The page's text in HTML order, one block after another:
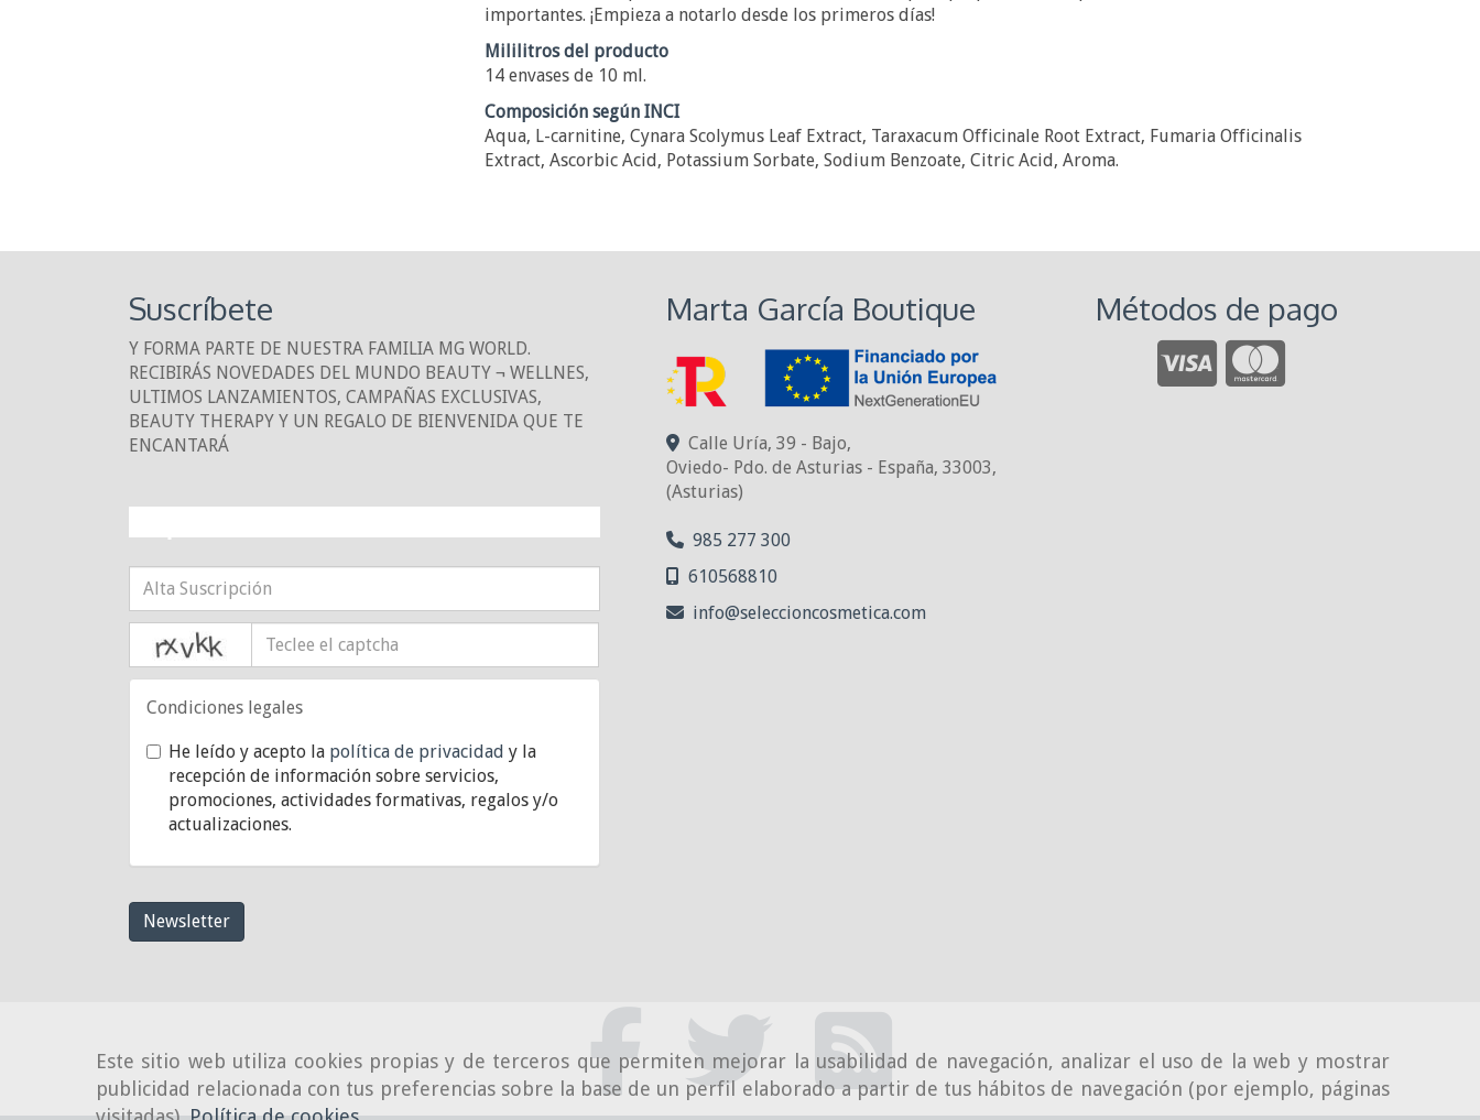
Este sitio web utiliza cookies propias y de terceros que permiten mejorar la usabilidad de navegación, analizar el uso de la web y mostrar
publicidad relacionada con tus preferencias sobre la base de un perfil elaborado a partir de tus hábitos de navegación (por ejemplo, páginas
importantes. ¡Empieza a notarlo desde los primeros días!
Mililitros del producto
14 envases de 10 ml.
Composición según INCI
Aqua, L-carnitine, Cynara Scolymus Leaf Extract, Taraxacum Officinale Root Extract, Fumaria Officinalis
Extract, Ascorbic Acid, Potassium Sorbate, Sodium Benzoate, Citric Acid, Aroma.
Suscríbete
Y FORMA PARTE DE NUESTRA FAMILIA MG WORLD.
RECIBIRÁS NOVEDADES DEL MUNDO BEAUTY ¬ WELLNES,
ULTIMOS LANZAMIENTOS, CAMPAÑAS EXCLUSIVAS,
BEAUTY THERAPY Y UN REGALO DE BIENVENIDA QUE TE
ENCANTARÁ
captcha
Condiciones legales
He leído y acepto la política de privacidad y la
recepción de información sobre servicios,
promociones, actividades formativas, regalos y/o
actualizaciones.
Newsletter
Marta García Boutique
Calle Uría, 39 - Bajo,
Oviedo- Pdo. de Asturias - España, 33003,
(Asturias)
985 277 300
610568810
info
seleccioncosmetica.com
Métodos de pago